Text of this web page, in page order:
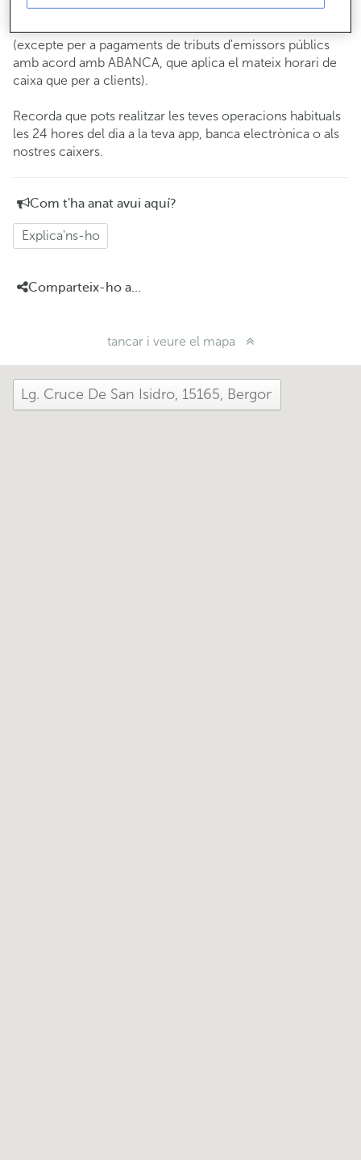
Si no ets client, l'horari de caixa serà elsdimarts i dijous
(excepte per a pagaments de tributs d'emissors públics
amb acord amb ABANCA, que aplica el mateix horari de
caixa que per a clients).
Recorda que pots realitzar les teves operacions habituals
les 24 hores del dia a la teva app, banca electrònica o als
nostres caixers.
Com t'ha anat avui aquí?
Explica'ns-ho
Comparteix-ho a...
tancar i veure el mapa